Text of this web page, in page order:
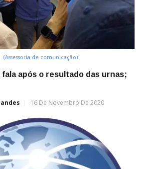
(Assessoria de comunicação)
após o resultado das urnas;
16 De Novembro De 2020